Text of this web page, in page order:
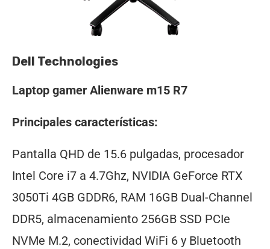
Dell Technologies
Laptop gamer Alienware m15 R7
Principales características:
Pantalla QHD de 15.6 pulgadas, procesador
Intel Core i7 a 4.7Ghz, NVIDIA GeForce RTX
3050Ti 4GB GDDR6, RAM 16GB Dual-Channel
DDR5, almacenamiento 256GB SSD PCIe
NVMe M.2, conectividad WiFi 6 y Bluetooth